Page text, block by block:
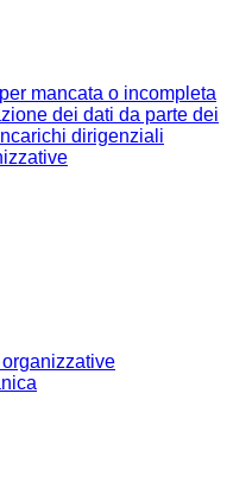
mancata o incompleta
dei dati da parte dei
dirigenziali